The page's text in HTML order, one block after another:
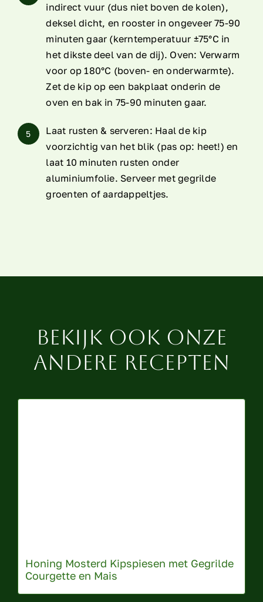
indirect vuur (dus niet boven de kolen),
deksel dicht, en rooster in ongeveer 75-90
minuten gaar (kerntemperatuur ±75°C in
het dikste deel van de dij). Oven: Verwarm
voor op 180°C (boven- en onderwarmte).
Zet de kip op een bakplaat onderin de
oven en bak in 75-90 minuten gaar.
5
Laat rusten & serveren: Haal de kip
voorzichtig van het blik (pas op: heet!) en
laat 10 minuten rusten onder
aluminiumfolie. Serveer met gegrilde
groenten of aardappeltjes.
Bekijk ook onze
andere recepten
Honing Mosterd Kipspiesen met Gegrilde
Courgette en Mais